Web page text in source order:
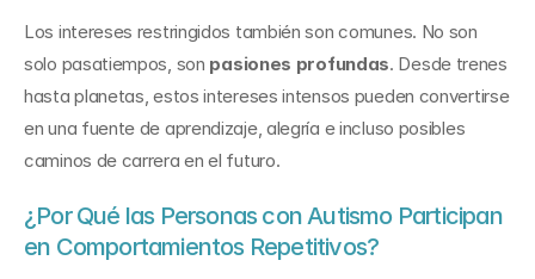
Los intereses restringidos también son comunes. No son
solo pasatiempos, son pasiones profundas. Desde trenes
hasta planetas, estos intereses intensos pueden convertirse
en una fuente de aprendizaje, alegría e incluso posibles
caminos de carrera en el futuro.
¿Por Qué las Personas con Autismo Participan
en Comportamientos Repetitivos?